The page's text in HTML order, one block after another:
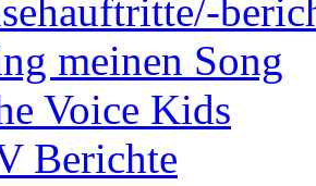
meinen Song
Voice Kids
Berichte